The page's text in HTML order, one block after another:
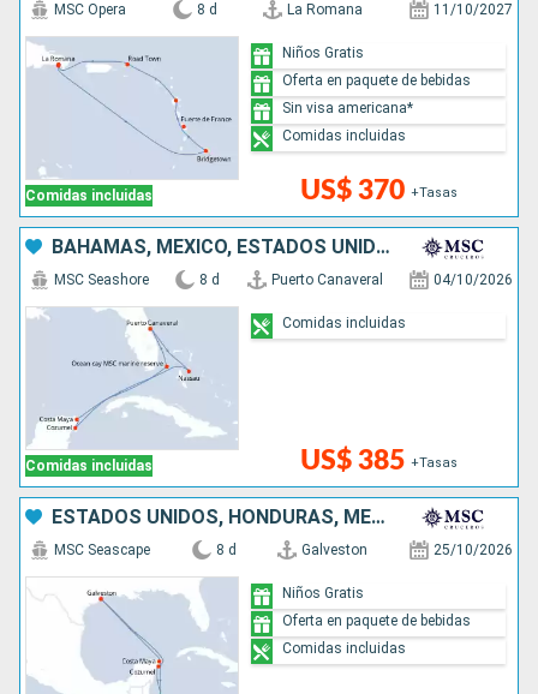
Comidas incluidas
MSC Opera 8 d La Romana 11/10/2027
US$ 370 +Tasas
Niños Gratis
Oferta en paquete de bebidas
Sin visa americana*
Comidas incluidas
BAHAMAS, MÉXICO, ESTADOS UNIDOS
Comidas incluidas
MSC Seashore 8 d Puerto Canaveral 04/10/2026
US$ 385 +Tasas
Comidas incluidas
ESTADOS UNIDOS, HONDURAS, MÉXICO
MSC Seascape 8 d Galveston 25/10/2026
Niños Gratis
Oferta en paquete de bebidas
Comidas incluidas